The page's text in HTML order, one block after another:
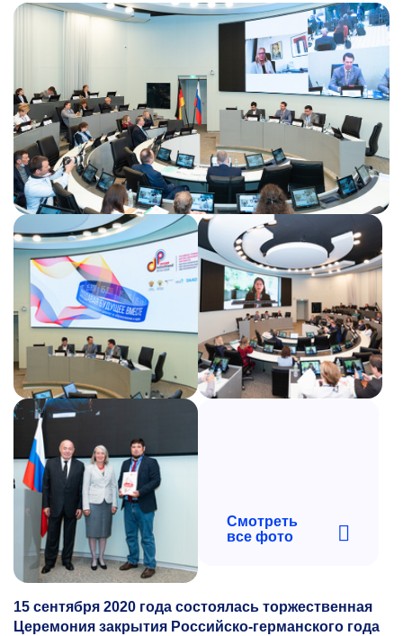
Смотреть
все фото
15 сентября 2020 года состоялась торжественная
Церемония закрытия Российско-германского года